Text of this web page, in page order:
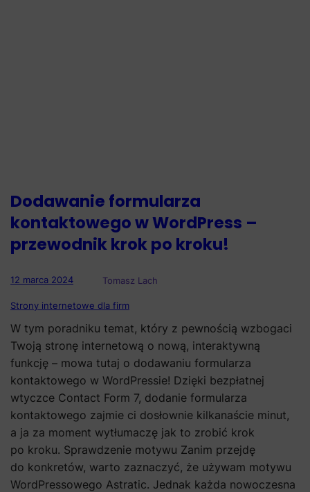
Dodawanie formularza
kontaktowego w WordPress –
przewodnik krok po kroku!
12 marca 2024 Tomasz Lach
Strony internetowe dla firm
W tym poradniku temat, który z pewnością wzbogaci
Twoją stronę internetową o nową, interaktywną
funkcję – mowa tutaj o dodawaniu formularza
kontaktowego w WordPressie! Dzięki bezpłatnej
wtyczce Contact Form 7, dodanie formularza
kontaktowego zajmie ci dosłownie kilkanaście minut,
a ja za moment wytłumaczę jak to zrobić krok
po kroku. Sprawdzenie motywu Zanim przejdę
do konkretów, warto zaznaczyć, że używam motywu
WordPressowego Astratic. Jednak każda nowoczesna